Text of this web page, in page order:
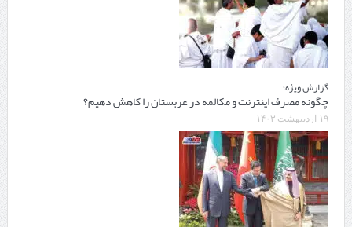
گزارش ویژه؛
چگونه مصرف اینترنت و مکالمه در عربستان را کاهش دهیم؟
۱۹ اردیبهشت ۱۴۰۳